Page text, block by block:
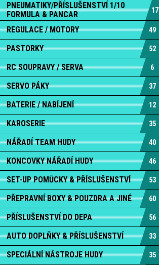
PNEUMATIKY/PŘÍSLUŠENSTVÍ 1/10
FORMULA & PANCAR
17
REGULACE / MOTORY 49
PASTORKY 52
RC SOUPRAVY / SERVA 6
SERVO PÁKY 37
BATERIE / NABÍJENÍ 12
KAROSERIE 35
NÁŘADÍ TEAM HUDY 40
KONCOVKY NÁŘADÍ HUDY 46
SET-UP POMŮCKY & PŘÍSLUŠENSTVÍ 53
PŘEPRAVNÍ BOXY & POUZDRA A JINÉ 60
PŘÍSLUŠENSTVÍ DO DEPA 56
AUTO DOPLŇKY & PŘÍSLUŠENSTVÍ 33
SPECIÁLNÍ NÁSTROJE HUDY 35